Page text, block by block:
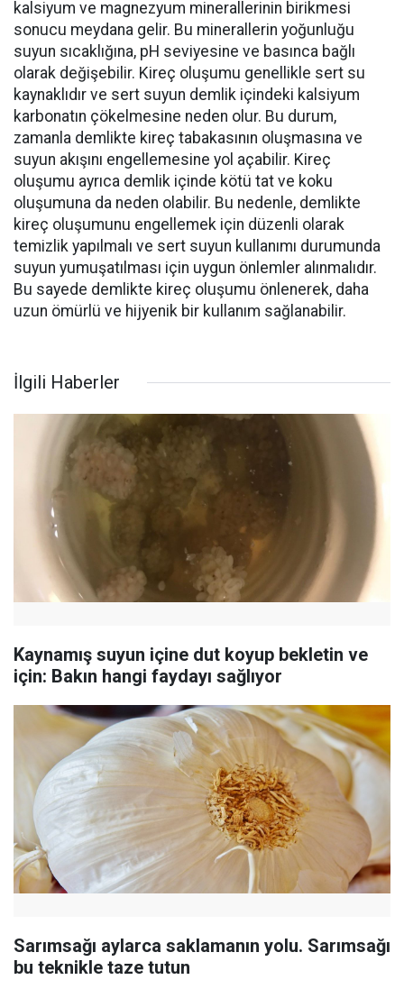
kalsiyum ve magnezyum minerallerinin birikmesi
sonucu meydana gelir. Bu minerallerin yoğunluğu
suyun sıcaklığına, pH seviyesine ve basınca bağlı
olarak değişebilir. Kireç oluşumu genellikle sert su
kaynaklıdır ve sert suyun demlik içindeki kalsiyum
karbonatın çökelmesine neden olur. Bu durum,
zamanla demlikte kireç tabakasının oluşmasına ve
suyun akışını engellemesine yol açabilir. Kireç
oluşumu ayrıca demlik içinde kötü tat ve koku
oluşumuna da neden olabilir. Bu nedenle, demlikte
kireç oluşumunu engellemek için düzenli olarak
temizlik yapılmalı ve sert suyun kullanımı durumunda
suyun yumuşatılması için uygun önlemler alınmalıdır.
Bu sayede demlikte kireç oluşumu önlenerek, daha
uzun ömürlü ve hijyenik bir kullanım sağlanabilir.
İlgili Haberler
Kaynamış suyun içine dut koyup bekletin ve
için: Bakın hangi faydayı sağlıyor
Sarımsağı aylarca saklamanın yolu. Sarımsağı
bu teknikle taze tutun